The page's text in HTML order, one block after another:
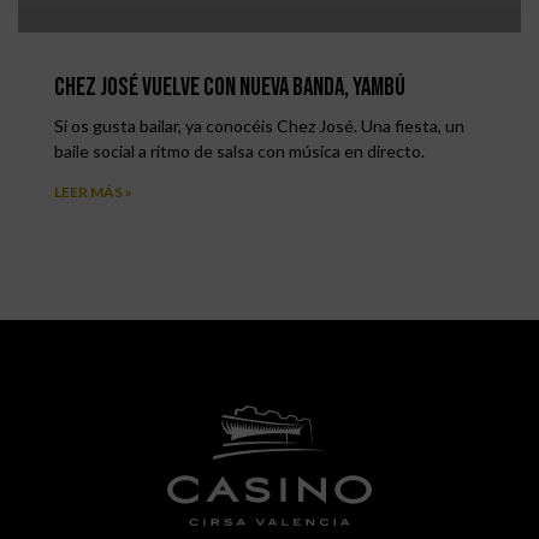
Chez José vuelve con nueva banda, Yambú
Si os gusta bailar, ya conocéis Chez José. Una fiesta, un
baile social a ritmo de salsa con música en directo.
LEER MÁS »